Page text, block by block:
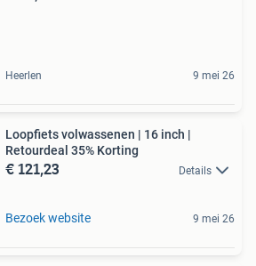
Heerlen 9 mei 26
Loopfiets volwassenen | 16 inch |
Retourdeal 35% Korting
€ 121,23 Details
Bezoek website 9 mei 26